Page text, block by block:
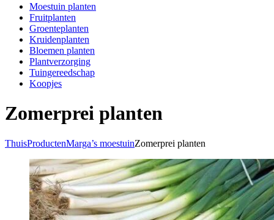
Moestuin planten
Fruitplanten
Groenteplanten
Kruidenplanten
Bloemen planten
Plantverzorging
Tuingereedschap
Koopjes
Zomerprei planten
ThuisProductenMarga’s moestuinZomerprei planten